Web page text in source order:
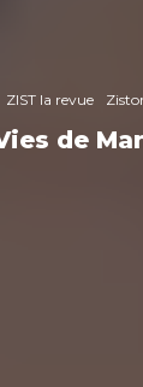
ZIST la revue
de